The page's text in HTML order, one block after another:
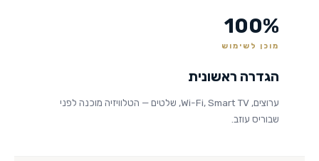
100%
מוכן לשימוש
הגדרה ראשונית
ערוצים, Wi-Fi, Smart TV, שלטים — הטלוויזיה מוכנה לפני
שבוריס עוזב.